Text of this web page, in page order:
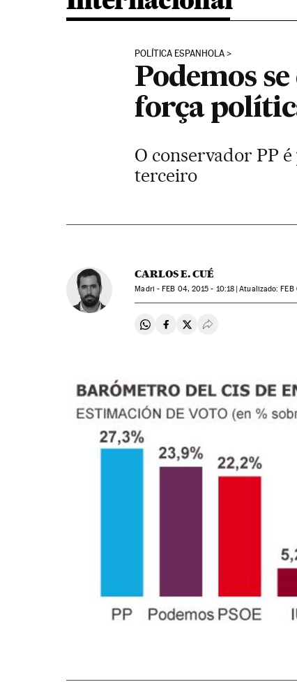
POLÍTICA ESPANHOLA
Podemos
força
O conservador PP
terceiro
CARLOS E. CUÉ
Madri -FEB 04, 2015 - 10:18 atualizado: FEB
Compartir en Whatsapp
Compartir en Facebook
Compartir en Twitter
Desplegar Redes